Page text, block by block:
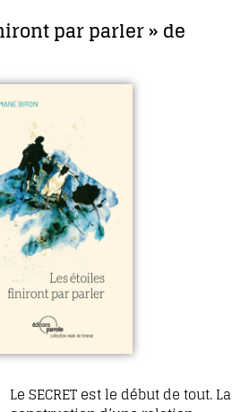
par parler » de
Le SECRET est le début de tout. La